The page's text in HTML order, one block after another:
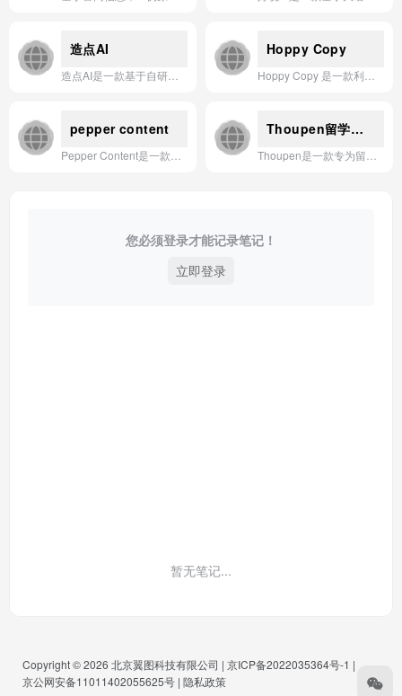
造点AI Hoppy Copy
pepper content Thoupen留学生论文
您必须登录才能记录笔记！
立即登录
暂无笔记...
Copyright © 2026 北京翼图科技有限公司 | 京ICP备2022035364号-1 |
京公网安备11011402055625号 | 隐私政策